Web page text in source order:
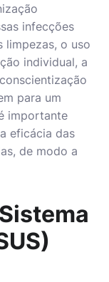
infecções
limpezas, o uso
individual, a
para um
importante
eficácia das
de modo a